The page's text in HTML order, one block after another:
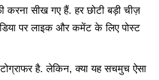
करना सीख गए हैं. हर छोटी बड़ी चीज़
पर लाइक और कमेंट के लिए पोस्ट
है. लेकिन, क्या यह सचमुच ऐसा